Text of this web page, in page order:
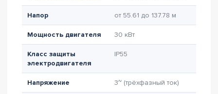
Напор от 55.61 до 137.78 м
Мощность двигателя 30 кВт
Класс защиты
электродвигателя
IP55
Напряжение 3~ (трёхфазный ток)